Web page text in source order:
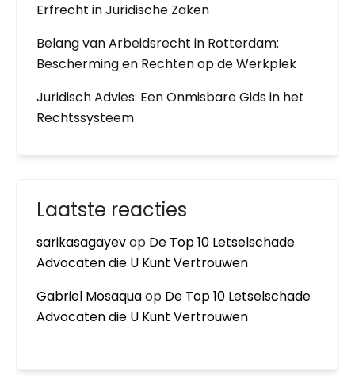
Erfrecht in Juridische Zaken
Belang van Arbeidsrecht in Rotterdam:
Bescherming en Rechten op de Werkplek
Juridisch Advies: Een Onmisbare Gids in het
Rechtssysteem
Laatste reacties
sarikasagayevop De Top 10 Letselschade
Advocaten die U Kunt Vertrouwen
Gabriel Mosaquaop De Top 10 Letselschade
Advocaten die U Kunt Vertrouwen